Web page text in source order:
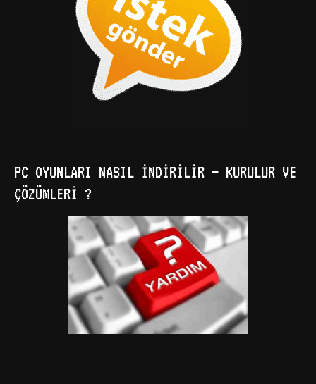
PC OYUNLARI NASIL İNDIRILIR – KURULUR VE
ÇÖZÜMLERI ?